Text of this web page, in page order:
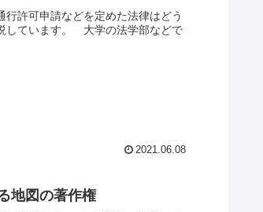
許可申請などを定めた法律はどう
しています。 大学の法学部などで
2021.06.08
地図の著作権